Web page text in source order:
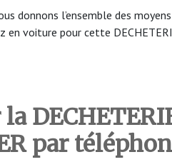
donnons l’ensemble des
voiture pour cette
par